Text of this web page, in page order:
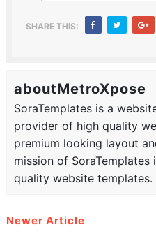
SHARE THIS:
aboutMetroXpose
SoraTemplates is a
provider of high quality
premium looking layout
mission of
quality website templates.
Newer Article